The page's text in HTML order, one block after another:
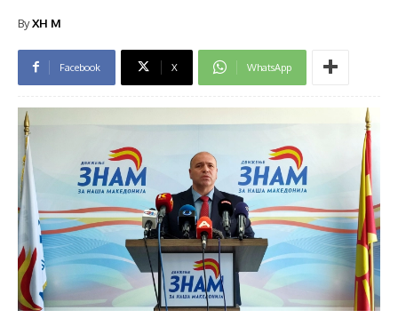
ByXH M
Facebook X WhatsApp